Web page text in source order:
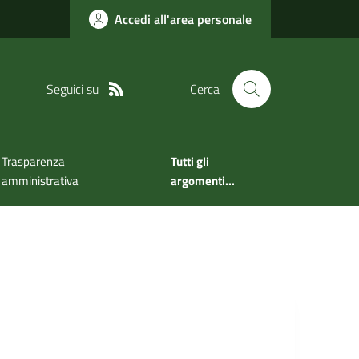
Accedi all'area personale
Seguici su Cerca
Trasparenza
amministrativa
Tutti gli
argomenti...